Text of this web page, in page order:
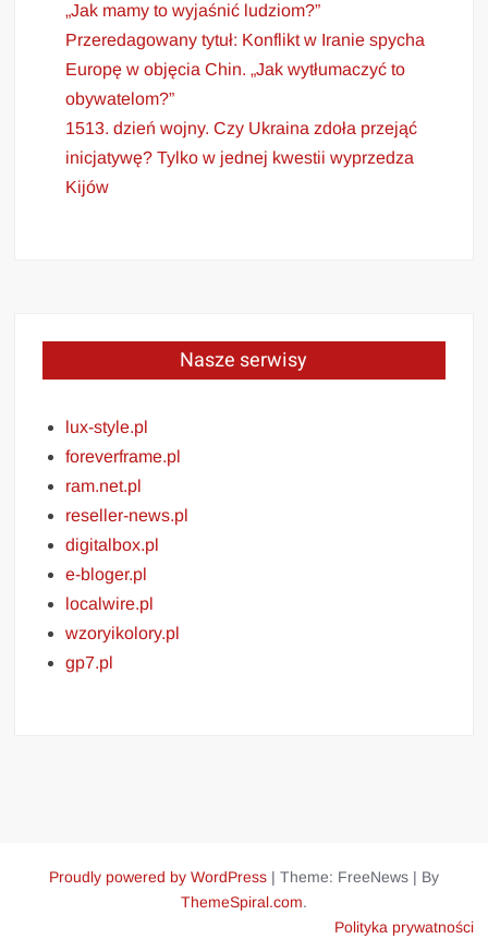
„Jak mamy to wyjaśnić ludziom?”
Przeredagowany tytuł: Konflikt w Iranie spycha
Europę w objęcia Chin. „Jak wytłumaczyć to
obywatelom?”
1513. dzień wojny. Czy Ukraina zdoła przejąć
inicjatywę? Tylko w jednej kwestii wyprzedza
Kijów
Nasze serwisy
lux-style.pl
foreverframe.pl
ram.net.pl
reseller-news.pl
digitalbox.pl
e-bloger.pl
localwire.pl
wzoryikolory.pl
gp7.pl
Proudly powered by WordPress | Theme: FreeNews | By
ThemeSpiral.com.
Polityka prywatności